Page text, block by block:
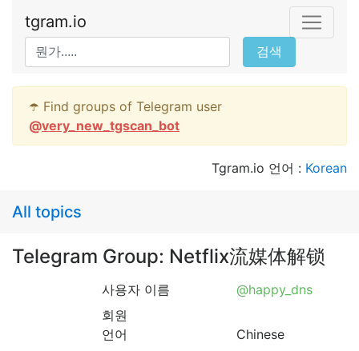
tgram.io
검색
☂️ Find groups of Telegram user
@very_new_tgscan_bot
Tgram.io 언어 : Korean
All topics
Telegram Group: Netflix流媒体解锁
사용자 이름
@happy_dns
회원
언어
Chinese